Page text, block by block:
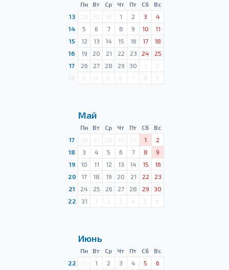
Пн Вт Ср Чт Пт Сб
Вс
13
29 30 31 1 2 3
4
14
5 6 7 8 9 10
11
15
12 13 14 15 16 17
18
16
19 20 21 22 23 24
25
17
26 27 28 29 30 1
2
3 4 5 6 7 8 9
Май
Пн Вт Ср Чт Пт Сб
Вс
17
26 27 28 29 30 1
2
18
3 4 5 6 7 8
9
19
10 11 12 13 14 15
16
20
17 18 19 20 21 22
23
21
24 25 26 27 28 29
30
22
31 1 2 3 4 5 6
Июнь
Пн Вт Ср Чт Пт Сб
Вс
22
31 1 2 3 4 5
6